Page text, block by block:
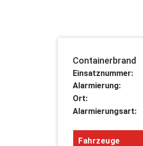
Containerbrand
Einsatznummer:
Alarmierung:
Ort:
Alarmierungsart:
Fahrzeuge